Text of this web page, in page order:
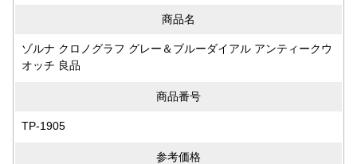
商品名
ゾルナ クロノグラフ グレー＆ブルーダイアル アンティークウ
オッチ 良品
商品番号
TP-1905
参考価格